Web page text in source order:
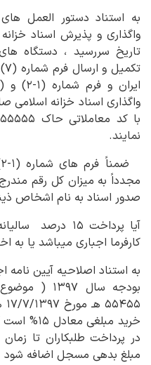
به استناد دستور العمل
تاریخ سررسید ، دستگاه های
واگذاری اسناد خزانه
نمایند.
مجدداً به میزان کل رقم
صدور اسناد به نام اشخاص
آیا پرداخت ۱۵
کارفرما اجباری میباشد یا به
خرید
در پرداخت طلبکاران تا
مبلغ بدهی مسجل اضافه شود